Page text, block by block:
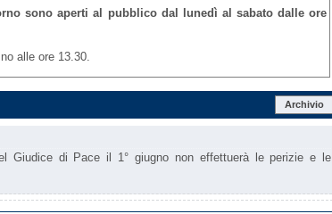
sono aperti al pubblico dal lunedì al sabato dalle ore
alle ore 13.30.
Archivio
Giudice di Pace il 1° giugno non effettuerà le perizie e le